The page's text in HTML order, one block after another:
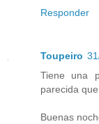
Responder
Toupeiro
Tiene una
parecida
Buenas